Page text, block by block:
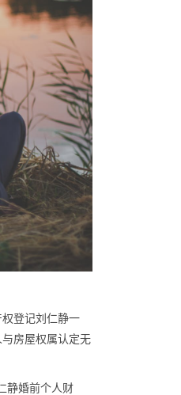
登记刘仁静一
房屋权属认定无
静婚前个人财